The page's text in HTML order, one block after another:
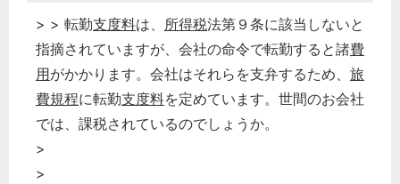
> > 転勤支度料は、 所得税法第９条に該当しないと
指摘されていますが、会社の命令で転勤すると諸費
用がかかります。会社はそれらを支弁するため、 旅
費規程に転勤支度料を定めています。世間のお会社
では、課税されているのでしょうか。
>
>